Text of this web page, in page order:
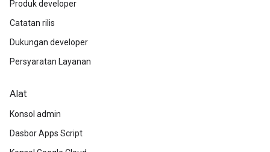
Produk developer
Catatan rilis
Dukungan developer
Persyaratan Layanan
Alat
Konsol admin
Dasbor Apps Script